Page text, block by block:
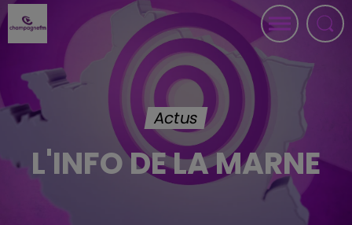
Actus
L'INFO DE LA MARNE